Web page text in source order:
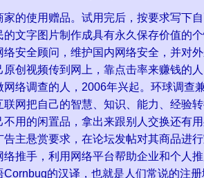
家的使用赠品。试用完后，按要求写下
的文字图片制作成具有永久保存价值的
络安全顾问，维护国内网络安全，并对
原创视频传到网上，靠点击率来赚钱的
网络调查的人，2006年兴起。环球调查
联网把自己的智慧、知识、能力、经验
不用的闲置品，拿出来跟别人交换还有
告主悬赏要求，在论坛发帖对其商品进
络推手，利用网络平台帮助企业和个人
Cornbug的汉译，也就是人们常说的注